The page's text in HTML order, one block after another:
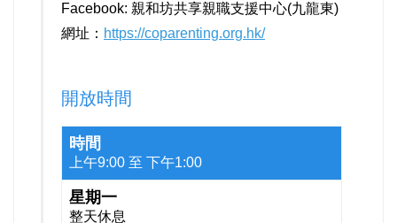
Facebook: 親和坊共享親職支援中心(九龍東)
網址： https://coparenting.org.hk/
開放時間
開
放
時
間
上午9:00 至 下午1:00
整天休息